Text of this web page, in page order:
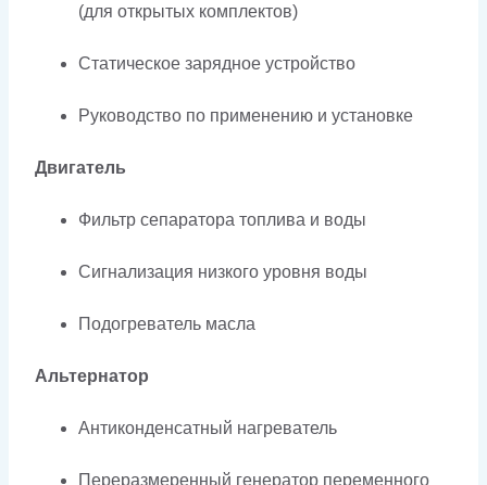
(для открытых комплектов)
Статическое зарядное устройство
Руководство по применению и установке
Двигатель
Фильтр сепаратора топлива и воды
Сигнализация низкого уровня воды
Подогреватель масла
Альтернатор
Антиконденсатный нагреватель
Переразмеренный генератор переменного